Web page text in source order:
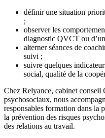
définir une situation
;
observer les
diagnostic QVCT ou
alterner séances de
suivi ;
suivre quelques
social, qualité de la
Chez Relyance, cabinet
psychosociaux, nous
responsables formation dans la
la prévention des risques
des relations au travail.